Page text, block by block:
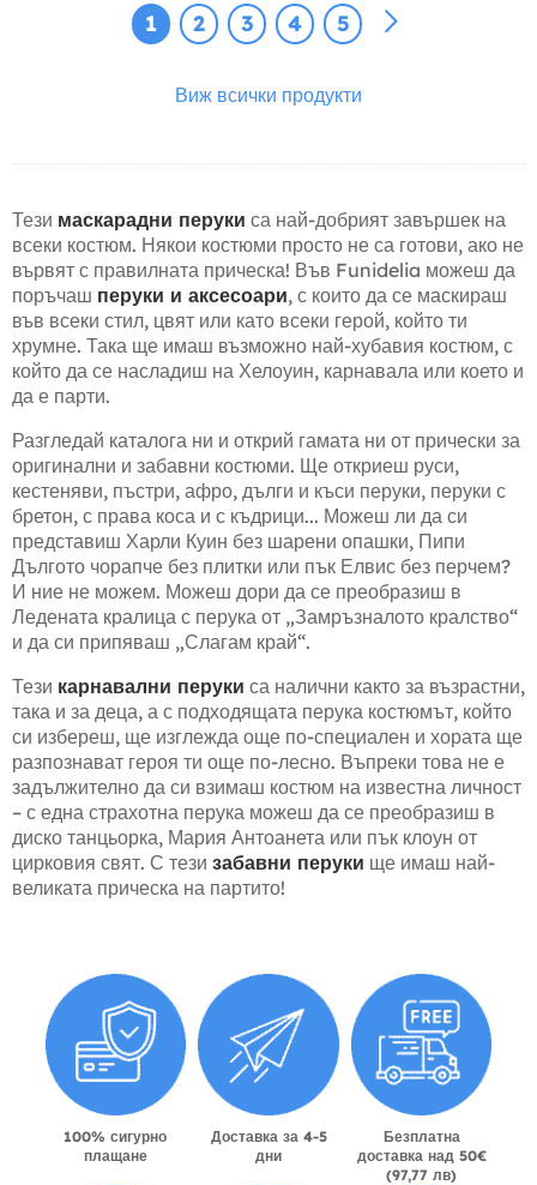
1 2 3 4 5
Виж всички продукти
Тези маскарадни перуки са най-добрият завършек на
всеки костюм. Някои костюми просто не са готови, ако не
вървят с правилната прическа! Във Funidelia можеш да
поръчаш перуки и аксесоари, с които да се маскираш
във всеки стил, цвят или като всеки герой, който ти
хрумне. Така ще имаш възможно най-хубавия костюм, с
който да се насладиш на Хелоуин, карнавала или което и
да е парти.
Разгледай каталога ни и открий гамата ни от прически за
оригинални и забавни костюми. Ще откриеш руси,
кестеняви, пъстри, афро, дълги и къси перуки, перуки с
бретон, с права коса и с къдрици... Можеш ли да си
представиш Харли Куин без шарени опашки, Пипи
Дългото чорапче без плитки или пък Елвис без перчем?
И ние не можем. Можеш дори да се преобразиш в
Ледената кралица с перука от „Замръзналото кралство“
и да си припяваш „Слагам край“.
Тези карнавални перуки са налични както за възрастни,
така и за деца, а с подходящата перука костюмът, който
си избереш, ще изглежда още по-специален и хората ще
разпознават героя ти още по-лесно. Въпреки това не е
задължително да си взимаш костюм на известна личност
– с една страхотна перука можеш да се преобразиш в
диско танцьорка, Мария Антоанета или пък клоун от
цирковия свят. С тези забавни перуки ще имаш най-
великата прическа на партито!
100% сигурно
плащане
Доставка за 4-5
дни
Безплатна
доставка над 50€
(97,77 лв)